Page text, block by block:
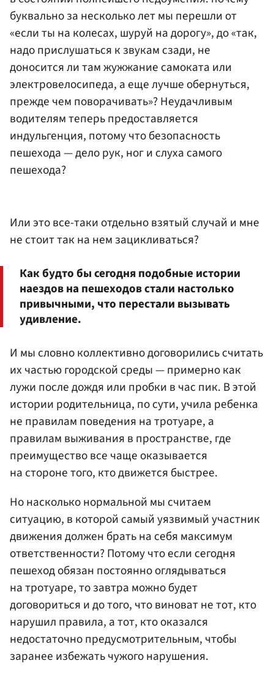
буквально за несколько лет мы перешли от
«если ты на колесах, шуруй на дорогу», до «так,
надо прислушаться к звукам сзади, не
доносится ли там жужжание самоката или
электровелосипеда, а еще лучше обернуться,
прежде чем поворачивать»? Неудачливым
водителям теперь предоставляется
индульгенция, потому что безопасность
пешехода — дело рук, ног и слуха самого
пешехода?
Или это все-таки отдельно взятый случай и мне
не стоит так на нем зацикливаться?
Как будто бы сегодня подобные истории
наездов на пешеходов стали настолько
привычными, что перестали вызывать
удивление.
И мы словно коллективно договорились считать
их частью городской среды — примерно как
лужи после дождя или пробки в час пик. В этой
истории родительница, по сути, учила ребенка
не правилам поведения на тротуаре, а
правилам выживания в пространстве, где
преимущество все чаще оказывается
на стороне того, кто движется быстрее.
Но насколько нормальной мы считаем
ситуацию, в которой самый уязвимый участник
движения должен брать на себя максимум
ответственности? Потому что если сегодня
пешеход обязан постоянно оглядываться
на тротуаре, то завтра можно будет
договориться и до того, что виноват не тот, кто
нарушил правила, а тот, кто оказался
недостаточно предусмотрительным, чтобы
заранее избежать чужого нарушения.